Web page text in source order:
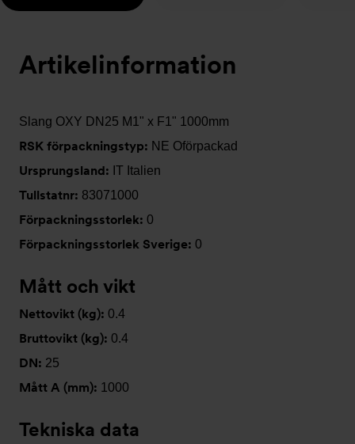
Artikelinformation
Slang OXY DN25 M1" x F1" 1000mm
RSK förpackningstyp: NE Oförpackad
Ursprungsland: IT Italien
Tullstatnr: 83071000
Förpackningsstorlek: 0
Förpackningsstorlek Sverige: 0
Mått och vikt
Nettovikt (kg): 0.4
Bruttovikt (kg): 0.4
DN: 25
Mått A (mm): 1000
Tekniska data